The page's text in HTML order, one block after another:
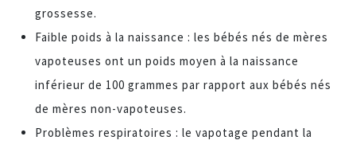
grossesse.
Faible poids à la naissance : les bébés nés de mères
vapoteuses ont un poids moyen à la naissance
inférieur de 100 grammes par rapport aux bébés nés
de mères non-vapoteuses.
Problèmes respiratoires : le vapotage pendant la